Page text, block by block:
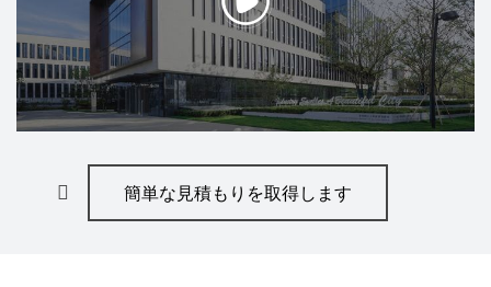
簡単な見積もりを取得します